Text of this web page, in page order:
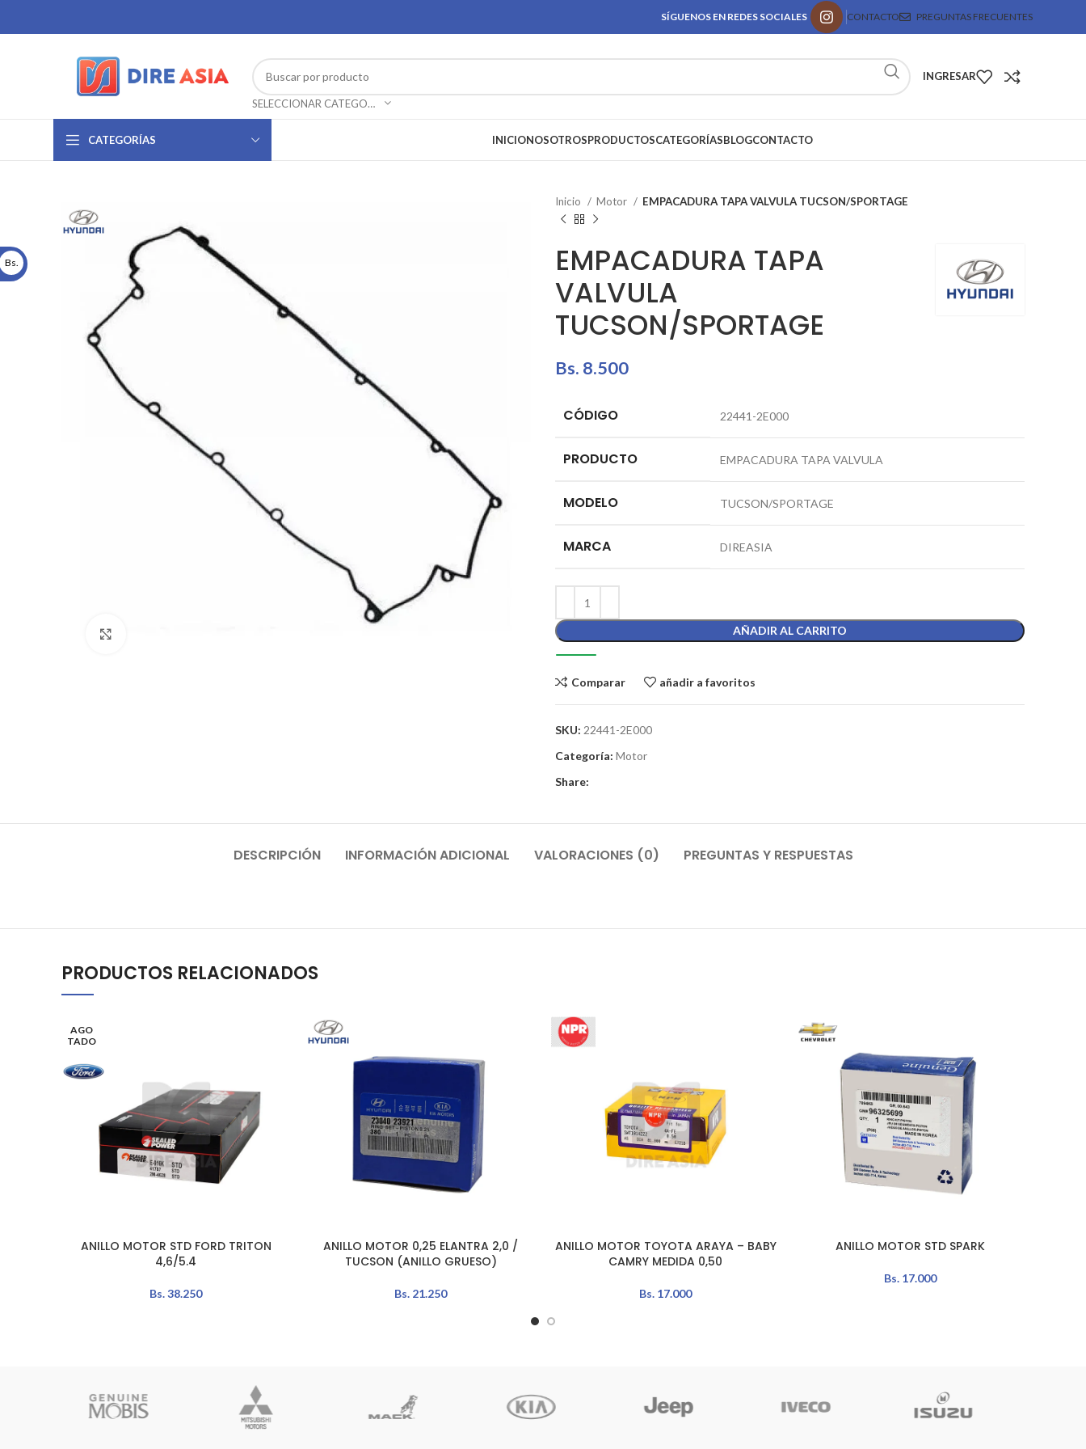
SÍGUENOS EN REDES SOCIALES CONTACTO PREGUNTAS FRECUENTES
SELECCIONAR CATEGORÍA
INGRESAR
CATEGORÍAS INICIONOSOTROSPRODUCTOSCATEGORÍASBLOGCONTACTO
Inicio Motor EMPACADURA TAPA VALVULA TUCSON/SPORTAGE
EMPACADURA TAPA
VALVULA
TUCSON/SPORTAGE
Bs. 8.500
CÓDIGO 22441-2E000
PRODUCTO EMPACADURA TAPA VALVULA
MODELO TUCSON/SPORTAGE
MARCA DIREASIA
AÑADIR AL CARRITO
Comparar añadir a favoritos
SKU: 22441-2E000
Categoría: Motor
Share:
DESCRIPCIÓN INFORMACIÓN ADICIONAL VALORACIONES (0) PREGUNTAS Y RESPUESTAS
PRODUCTOS RELACIONADOS
AGO
TADO
LEER MÁS
ANILLO MOTOR STD FORD TRITON
4,6/5.4
Bs.38.250
AÑADIR AL CARRITO
ANILLO MOTOR 0,25 ELANTRA 2,0 /
TUCSON (ANILLO GRUESO)
Bs. 21.250
AÑADIR AL CARRITO
ANILLO MOTOR TOYOTA ARAYA – BABY
CAMRY MEDIDA 0,50
Bs. 17.000
AÑADIR AL CARRITO
ANILLO MOTOR STD SPARK
Bs. 17.000
Bs.